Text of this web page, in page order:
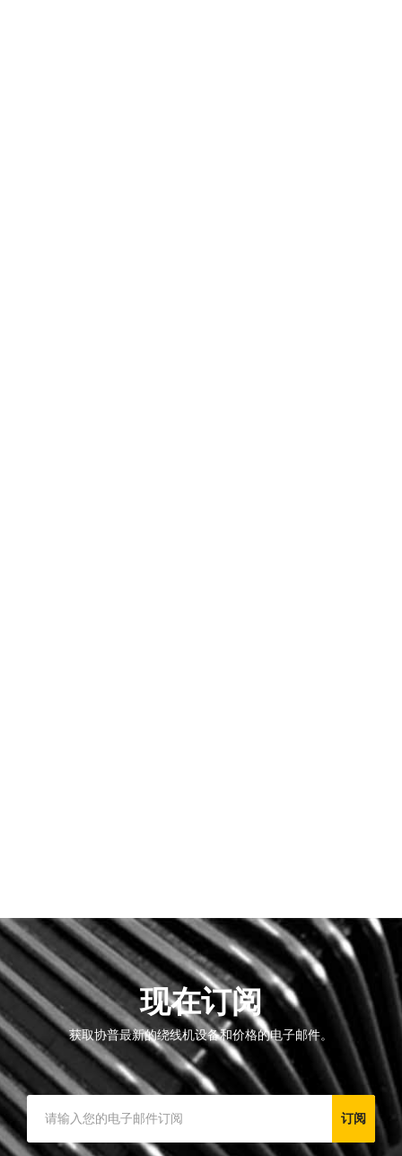
现在订阅
获取协普最新的绕线机设备和价格的电子邮件。
订阅